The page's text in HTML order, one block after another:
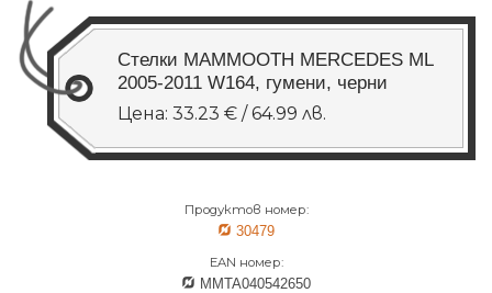
Стелки MAMMOOTH MERCEDES ML
2005-2011 W164, гумени, черни
Цена: 33.23 € / 64.99 лв.
Продуктов номер:
30479
EAN номер:
MMTA040542650